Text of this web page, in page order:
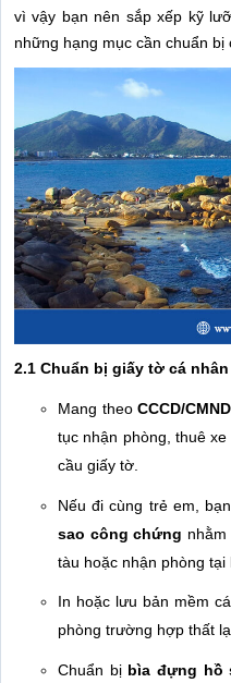
vì vậy bạn nên sắp xếp kỹ
những hạng mục cần chuẩn bị
2.1 Chuẩn bị giấy tờ cá
Mang theo CCCD/CMND
tục nhận phòng, thuê
cầu giấy tờ.
Nếu đi cùng trẻ em,
sao công chứng
tàu hoặc nhận phòng tại
In hoặc lưu bản mềm
phòng trường hợp thất
Chuẩn bị bìa đựng hồ